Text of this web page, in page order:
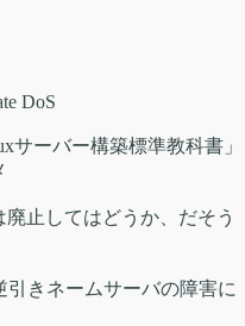
DoS
サーバー構築標準教科書」
止してはどうか、だそう
引きネームサーバの障害に